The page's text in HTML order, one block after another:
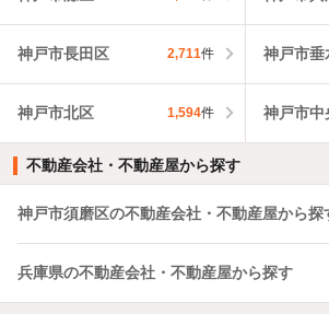
神戸市長田区 2,711件 神戸市垂
神戸市北区 1,594件 神戸市中
不動産会社・不動産屋から探す
神戸市須磨区の不動産会社・不動産屋から探
兵庫県の不動産会社・不動産屋から探す